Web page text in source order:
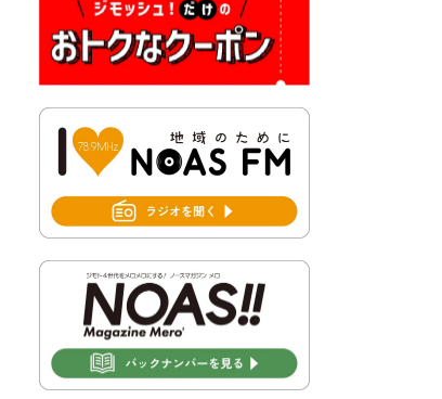
対抗「福岡駅伝」出場選手募
集！
2026年7月31日 第６次豊前市
総合計画後期基本計画策定業
書が変わります！
2026年7月30日 豊前市立豊前
中学校の進捗状況について
2026年7月30日 豊前市立学校